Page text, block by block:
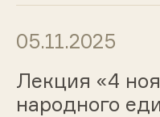
05.11.2025
Лекция «4
народного